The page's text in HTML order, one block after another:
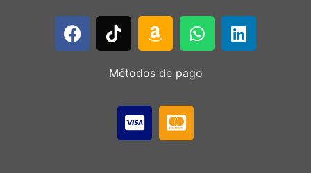
Métodos de pago